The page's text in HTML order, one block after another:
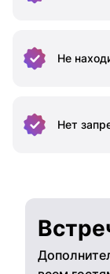
Не
Нет